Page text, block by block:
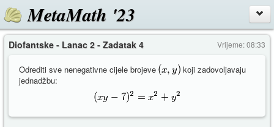
MetaMath '23
Vrijeme: 08:33
Diofantske - Lanac 2 - Zadatak 4
Odrediti sve nenegativne cijele brojeve
koji zadovoljavaju
jednadžbu: